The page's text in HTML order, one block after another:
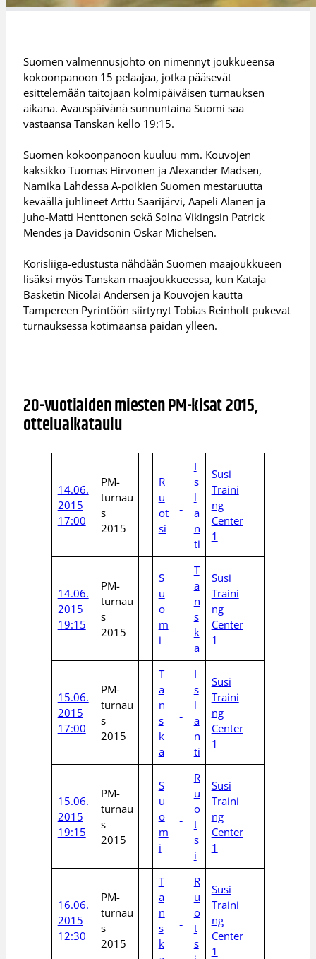
Suomen valmennusjohto on nimennyt joukkueensa
kokoonpanoon 15 pelaajaa, jotka pääsevät
esittelemään taitojaan kolmipäiväisen turnauksen
aikana. Avauspäivänä sunnuntaina Suomi saa
vastaansa Tanskan kello 19:15.
Suomen kokoonpanoon kuuluu mm. Kouvojen
kaksikko Tuomas Hirvonen ja Alexander Madsen,
Namika Lahdessa A-poikien Suomen mestaruutta
keväällä juhlineet Arttu Saarijärvi, Aapeli Alanen ja
Juho-Matti Henttonen sekä Solna Vikingsin Patrick
Mendes ja Davidsonin Oskar Michelsen.
Korisliiga-edustusta nähdään Suomen maajoukkueen
lisäksi myös Tanskan maajoukkueessa, kun Kataja
Basketin Nicolai Andersen ja Kouvojen kautta
Tampereen Pyrintöön siirtynyt Tobias Reinholt pukevat
turnauksessa kotimaansa paidan ylleen.
20-vuotiaiden miesten PM-kisat 2015,
otteluaikataulu
14.06.
2015
17:00
PM-
turnau
s
2015
R
u
ot
si
I
s
l
a
n
ti
Susi
Traini
ng
Center
1
14.06.
2015
19:15
PM-
turnau
s
2015
S
u
o
m
i
T
a
n
s
k
a
Susi
Traini
ng
Center
1
15.06.
2015
17:00
PM-
turnau
s
2015
T
a
n
s
k
a
I
s
l
a
n
ti
Susi
Traini
ng
Center
1
15.06.
2015
19:15
PM-
turnau
s
2015
S
u
o
m
i
R
u
o
t
s
i
Susi
Traini
ng
Center
1
16.06.
2015
12:30
PM-
turnau
s
2015
T
a
n
s
k
R
u
o
t
s
Susi
Traini
ng
Center
1